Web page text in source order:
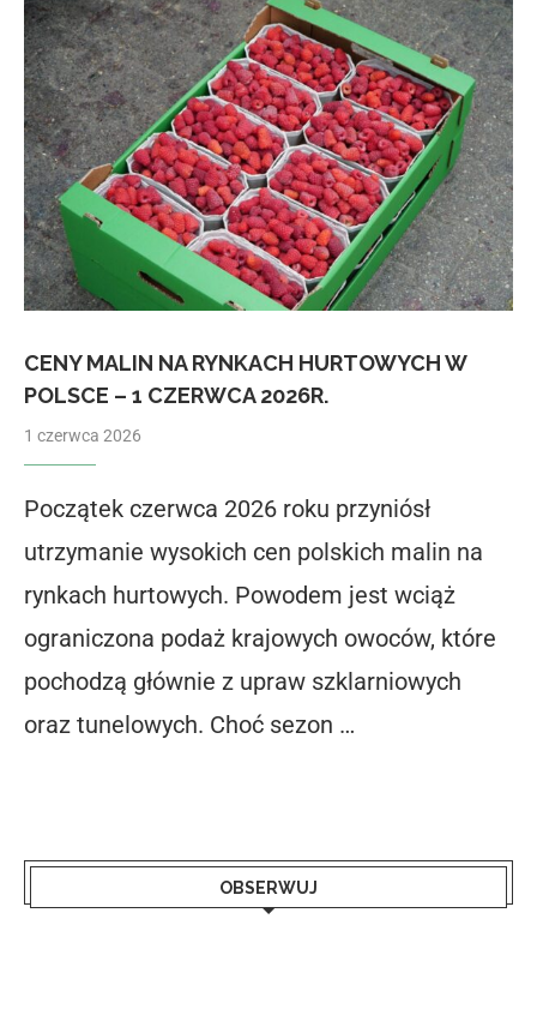
CENY MALIN NA RYNKACH HURTOWYCH W
POLSCE – 1 CZERWCA 2026R.
1 czerwca 2026
Początek czerwca 2026 roku przyniósł
utrzymanie wysokich cen polskich malin na
rynkach hurtowych. Powodem jest wciąż
ograniczona podaż krajowych owoców, które
pochodzą głównie z upraw szklarniowych
oraz tunelowych. Choć sezon …
OBSERWUJ